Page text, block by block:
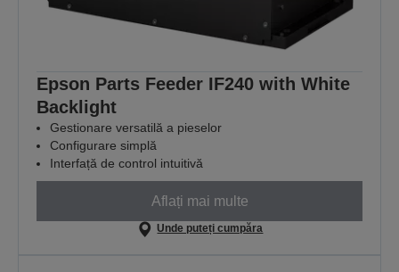
Epson Parts Feeder IF240 with White
Backlight
Gestionare versatilă a pieselor
Configurare simplă
Interfață de control intuitivă
Aflați mai multe
Unde puteți cumpăra